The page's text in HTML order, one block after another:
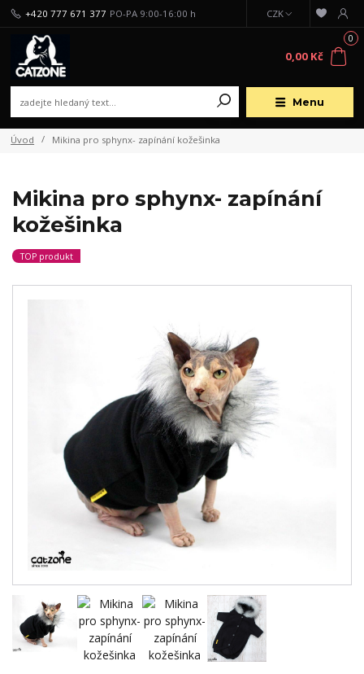
Menu
CZK
+420 777 671 377 PO-PA 9:00-16:00 h
0
0,00 Kč
Úvod Mikina pro sphynx- zapínání kožešinka
Mikina pro sphynx- zapínání
kožešinka
TOP produkt